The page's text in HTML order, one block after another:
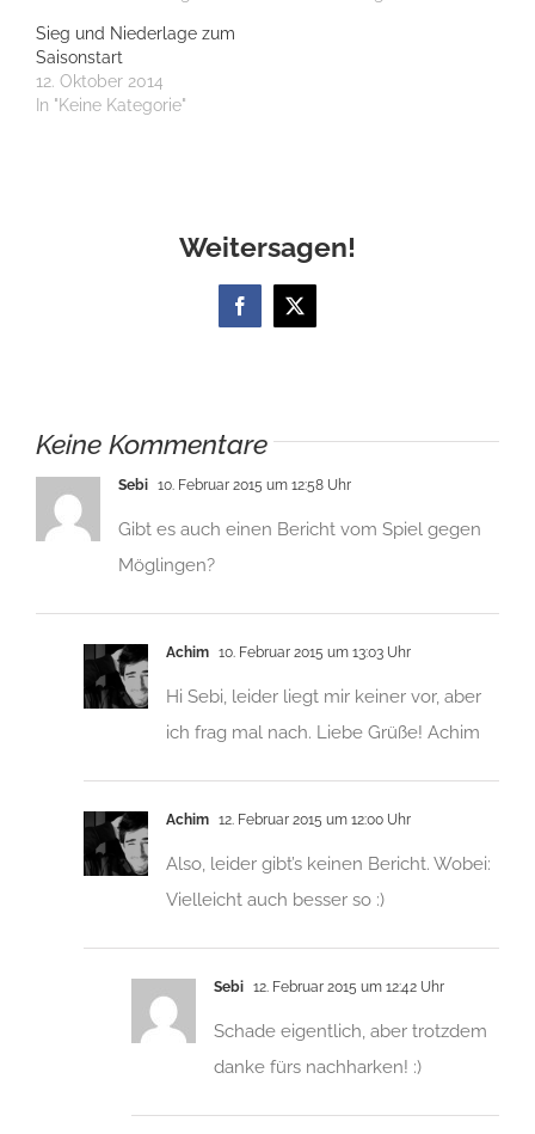
Sieg und Niederlage zum
Saisonstart
12. Oktober 2014
In "Keine Kategorie"
Weitersagen!
Facebook
X
Keine Kommentare
Sebi 10. Februar 2015 um 12:58 Uhr
Gibt es auch einen Bericht vom Spiel gegen
Möglingen?
Achim 10. Februar 2015 um 13:03 Uhr
Hi Sebi, leider liegt mir keiner vor, aber
ich frag mal nach. Liebe Grüße! Achim
Achim 12. Februar 2015 um 12:00 Uhr
Also, leider gibt’s keinen Bericht. Wobei:
Vielleicht auch besser so :)
Sebi 12. Februar 2015 um 12:42 Uhr
Schade eigentlich, aber trotzdem
danke fürs nachharken! :)